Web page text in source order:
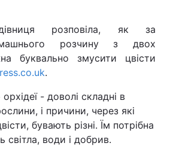
розповіла, як за
розчину з двох
буквально змусити цвісти
.
- доволі складні в
і причини, через які
бувають різні. Їм потрібна
світла, води і добрив.